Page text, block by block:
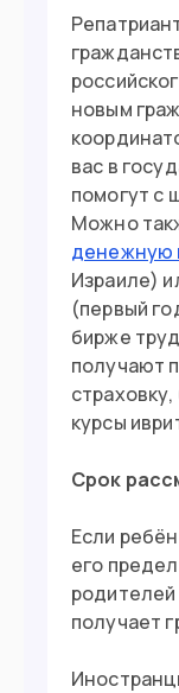
новым
вас в
помогут с
Можно
денежную
Израиле)
(первый
бирже
получают
курсы
Срок
Если
его
получает